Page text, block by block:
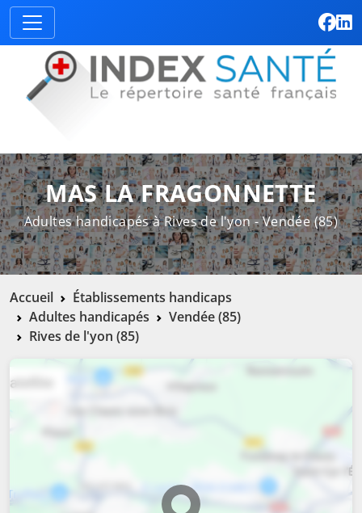
MAS LA FRAGONNETTE
Adultes handicapés à Rives de l'yon - Vendée (85)
Accueil
Établissements handicaps
Adultes handicapés
Vendée (85)
Rives de l'yon (85)